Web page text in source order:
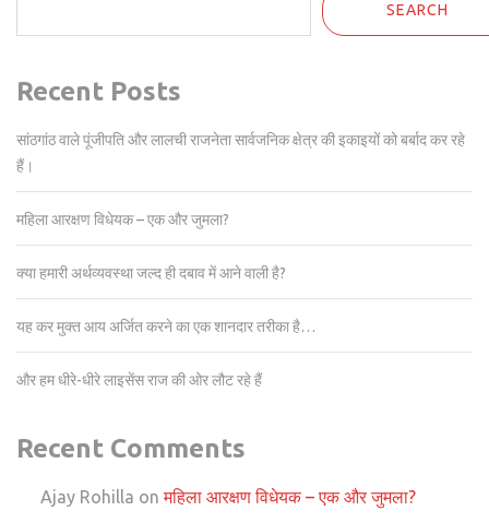
SEARCH
Recent Posts
सांठगांठ वाले पूंजीपति और लालची राजनेता सार्वजनिक क्षेत्र की इकाइयों को बर्बाद कर रहे
हैं।
महिला आरक्षण विधेयक – एक और जुमला?
क्या हमारी अर्थव्यवस्था जल्द ही दबाव में आने वाली है?
यह कर मुक्त आय अर्जित करने का एक शानदार तरीका है…
और हम धीरे-धीरे लाइसेंस राज की ओर लौट रहे हैं
Recent Comments
Ajay Rohilla onमहिला आरक्षण विधेयक – एक और जुमला?